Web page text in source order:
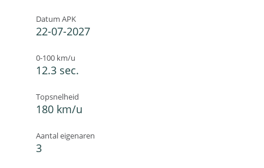
Datum APK
22-07-2027
0-100 km/u
12.3 sec.
Topsnelheid
180 km/u
Aantal eigenaren
3